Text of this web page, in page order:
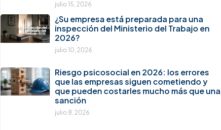
julio 15, 2026
¿Su empresa está preparada para una
inspección del Ministerio del Trabajo en
2026?
julio 10, 2026
Riesgo psicosocial en 2026: los errores
que las empresas siguen cometiendo y
que pueden costarles mucho más que una
sanción
julio 8, 2026